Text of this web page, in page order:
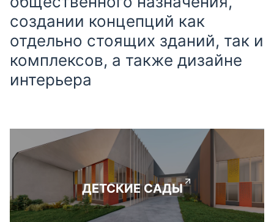
создании концепций как
отдельно стоящих зданий, так и
комплексов, а также дизайне
интерьера
ДЕТСКИЕ САДЫ